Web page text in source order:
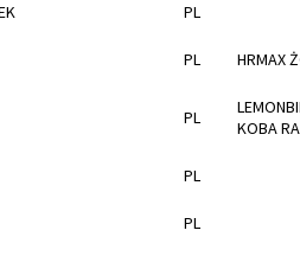
PL
PL HRMAX
PL
KOBA
PL
PL